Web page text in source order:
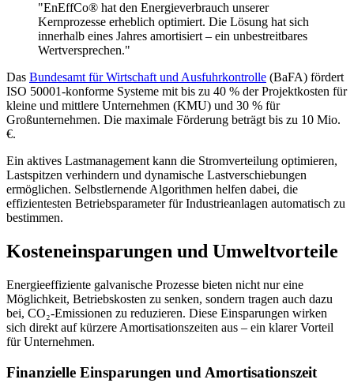
"EnEffCo® hat den Energieverbrauch unserer
Kernprozesse erheblich optimiert. Die Lösung hat sich
innerhalb eines Jahres amortisiert – ein unbestreitbares
Wertversprechen."
Das Bundesamt für Wirtschaft und Ausfuhrkontrolle (BaFA) fördert
ISO 50001-konforme Systeme mit bis zu 40 % der Projektkosten für
kleine und mittlere Unternehmen (KMU) und 30 % für
Großunternehmen. Die maximale Förderung beträgt bis zu 10 Mio.
€.
Ein aktives Lastmanagement kann die Stromverteilung optimieren,
Lastspitzen verhindern und dynamische Lastverschiebungen
ermöglichen. Selbstlernende Algorithmen helfen dabei, die
effizientesten Betriebsparameter für Industrieanlagen automatisch zu
bestimmen.
Kosteneinsparungen und Umweltvorteile
Energieeffiziente galvanische Prozesse bieten nicht nur eine
Möglichkeit, Betriebskosten zu senken, sondern tragen auch dazu
bei, CO₂-Emissionen zu reduzieren. Diese Einsparungen wirken
sich direkt auf kürzere Amortisationszeiten aus – ein klarer Vorteil
für Unternehmen.
Finanzielle Einsparungen und Amortisationszeit